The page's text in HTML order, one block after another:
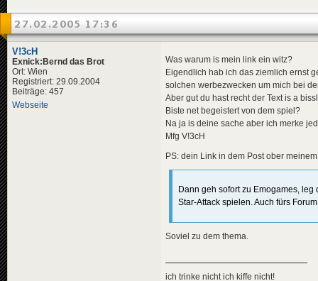
27.02.2005 17:36
V!3cH
Exnick:Bernd das Brot
Ort: Wien
Registriert: 29.09.2004
Beiträge: 457
Webseite
Was warum is mein link ein witz?
Eigendlich hab ich das ziemlich ernst
solchen werbezwecken um mich bei
Aber gut du hast recht der Text is a
Biste net begeistert von dem spiel?
Na ja is deine sache aber ich merke
Mfg V!3cH
PS: dein Link in dem Post ober
Dann geh sofort zu Emogames,
Star-Attack spielen. Auch fürs
Soviel zu dem thema.
ich trinke nicht ich kiffe nicht!